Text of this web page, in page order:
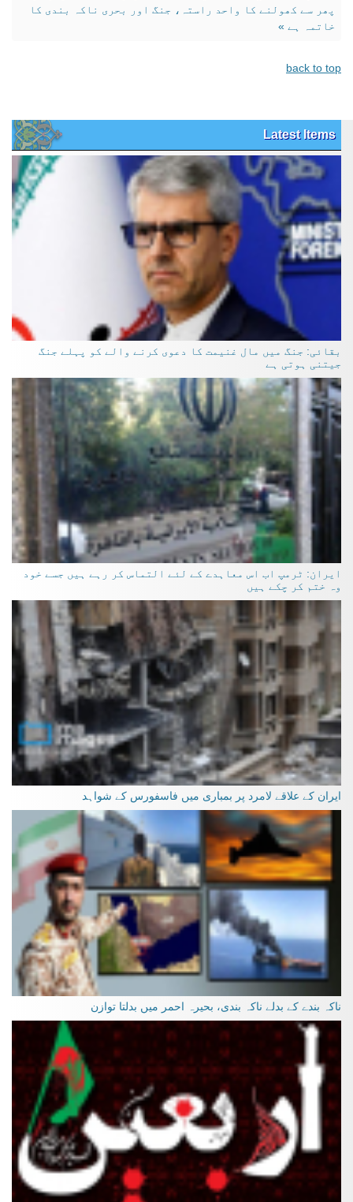
پھر سے کھولنے کا واحد راستہ، جنگ اور بحری ناکہ بندی کا
خاتمہ ہے »
back to top
Latest Items
بقائی: جنگ میں مال غنیمت کا دعوی کرنے والے کو پہلے جنگ
جیتنی ہوتی ہے
ایران: ٹرمپ اب اس معاہدے کے لئے التماس کر رہے ہیں جسے خود
وہ ختم کر چکے ہیں
ایران کے علاقے لامرد پر بمباری میں فاسفورس کے شواہد
ناکہ بندے کے بدلے ناکہ بندی، بحیرہ احمر میں بدلتا توازن